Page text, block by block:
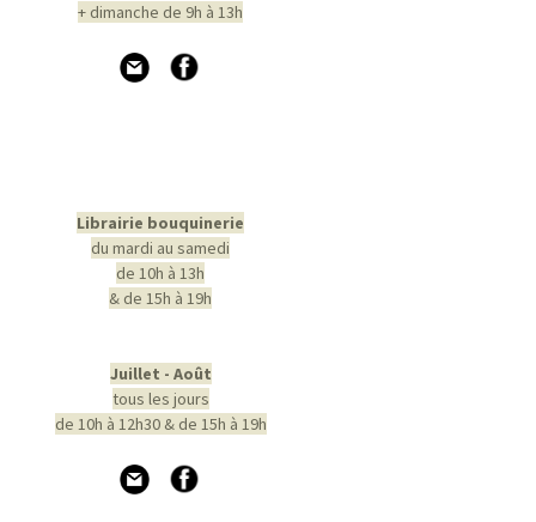
+ dimanche de 9h à 13h
Librairie bouquinerie
du mardi au samedi
de 10h à 13h
& de 15h à 19h
Juillet - Août
tous les jours
de 10h à 12h30 & de 15h à 19h